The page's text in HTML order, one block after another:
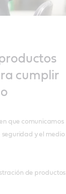
cumplir
que comunicamos
seguridad y el medio
de productos